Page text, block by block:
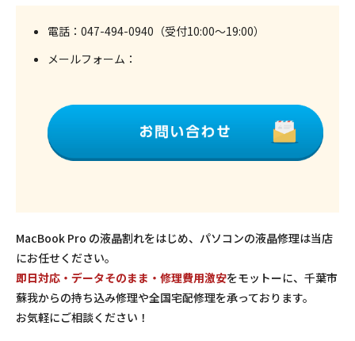
電話： 047-494-0940 （受付10:00～19:00）
メールフォーム：
MacBook Pro の液晶割れをはじめ、パソコンの液晶修理は当店
にお任せください。
即日対応・データそのまま・修理費用激安をモットーに、千葉市
蘇我からの持ち込み修理や全国宅配修理を承っております。
お気軽にご相談ください！